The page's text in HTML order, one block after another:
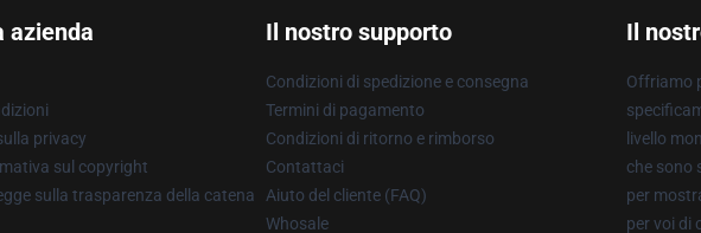
azienda
privacy
sul copyright
sulla trasparenza della catena
Il nostro supporto
Condizioni di spedizione e consegna
Termini di pagamento
Condizioni di ritorno e rimborso
Contattaci
Aiuto del cliente (FAQ)
Whosale
Il
Offriamo
livello
che sono
per
per voi di